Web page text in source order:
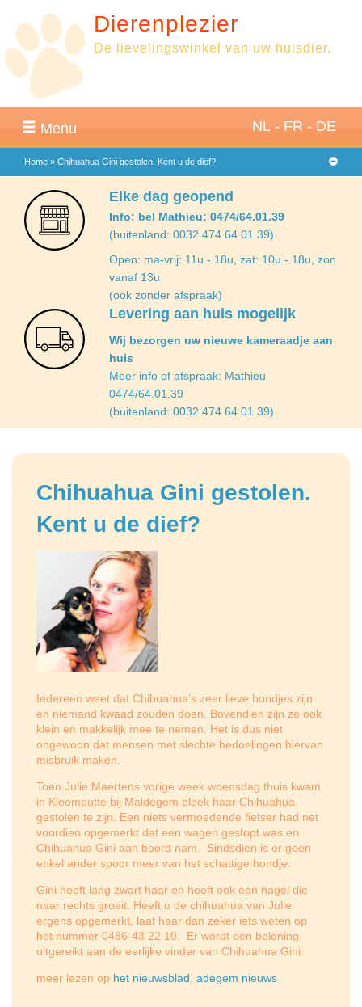
Dierenplezier
De lievelingswinkel van uw huisdier.
Menu NL - FR - DE
Home » Chihuahua Gini gestolen. Kent u de dief?
Elke dag geopend
Info: bel Mathieu: 0474/64.01.39
(buitenland: 0032 474 64 01 39)
Open: ma-vrij: 11u - 18u, zat: 10u - 18u, zon
vanaf 13u
(ook zonder afspraak)
Levering aan huis mogelijk
Wij bezorgen uw nieuwe kameraadje aan
huis
Meer info of afspraak: Mathieu
0474/64.01.39
(buitenland: 0032 474 64 01 39)
Chihuahua Gini gestolen.
Kent u de dief?
Iedereen weet dat Chihuahua’s zeer lieve hondjes zijn
en niemand kwaad zouden doen. Bovendien zijn ze ook
klein en makkelijk mee te nemen. Het is dus niet
ongewoon dat mensen met slechte bedoelingen hiervan
misbruik maken.
Toen Julie Maertens vorige week woensdag thuis kwam
in Kleemputte bij Maldegem bleek haar Chihuahua
gestolen te zijn. Een niets vermoedende fietser had net
voordien opgemerkt dat een wagen gestopt was en
Chihuahua Gini aan boord nam. Sindsdien is er geen
enkel ander spoor meer van het schattige hondje.
Gini heeft lang zwart haar en heeft ook een nagel die
naar rechts groeit. Heeft u de chihuahua van Julie
ergens opgemerkt, laat haar dan zeker iets weten op
het nummer 0486-43 22 10. Er wordt een beloning
uitgereikt aan de eerlijke vinder van Chihuahua Gini.
meer lezen op het nieuwsblad adegem nieuws